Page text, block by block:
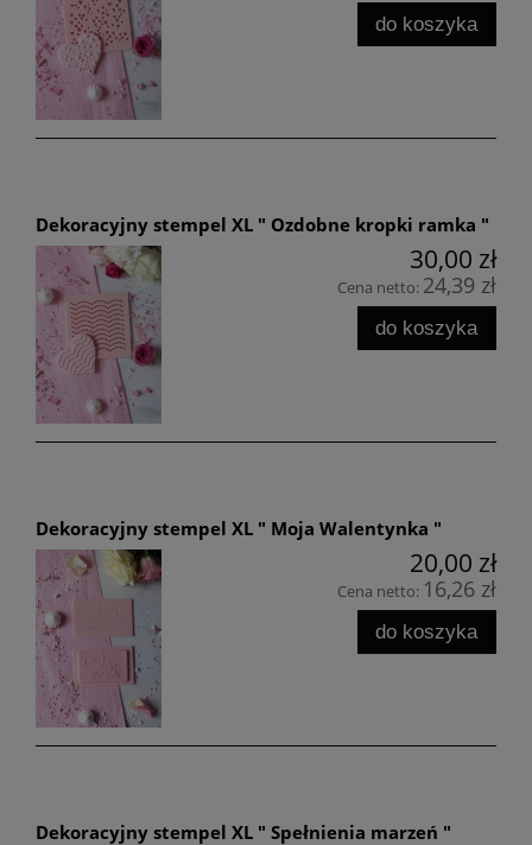
do koszyka
Dekoracyjny stempel XL " Ozdobne kropki ramka "
30,00 zł
Cena netto: 24,39 zł
do koszyka
Dekoracyjny stempel XL " Moja Walentynka "
20,00 zł
Cena netto: 16,26 zł
do koszyka
Dekoracyjny stempel XL " Spełnienia marzeń "